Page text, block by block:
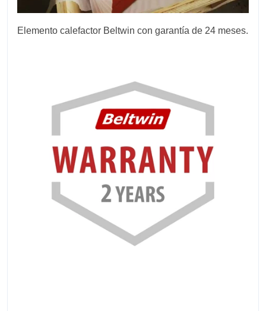
Elemento calefactor Beltwin con garantía de 24 meses.